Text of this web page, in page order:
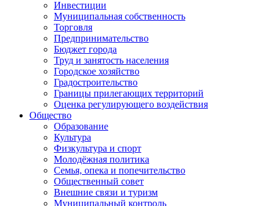
Инвестиции
Муниципальная собственность
Торговля
Предпринимательство
Бюджет города
Труд и занятость населения
Городское хозяйство
Градостроительство
Границы прилегающих территорий
Оценка регулирующего воздействия
Общество
Образование
Культура
Физкультура и спорт
Молодёжная политика
Семья, опека и попечительство
Общественный совет
Внешние связи и туризм
Муниципальный контроль